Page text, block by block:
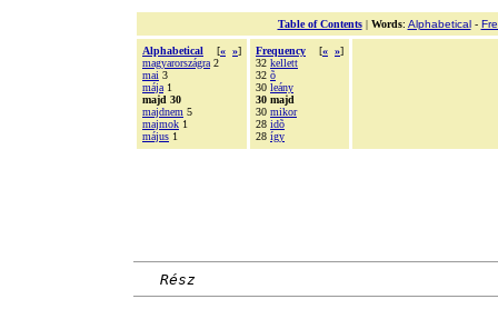
Table of Contents| Words: Alphabetical-
Alphabetical [« »]
magyarországra 2
mai 3
mája 1
majd 30
majdnem 5
majmok 1
május 1
Frequency [« »]
32 kellett
32 õ
30 leány
30 majd
30 mikor
28 idõ
28 így
Rész